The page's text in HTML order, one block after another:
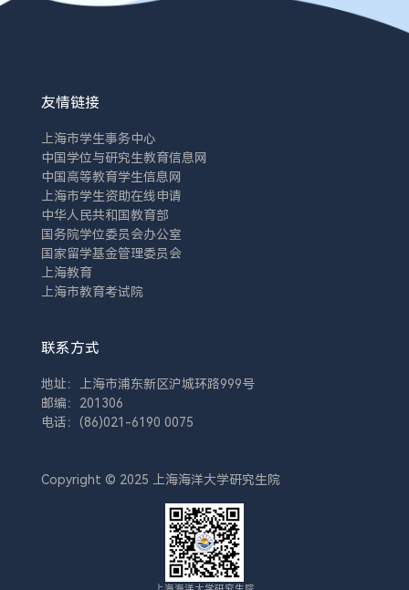
友情链接
上海市学生事务中心
中国学位与研究生教育信息网
中国高等教育学生信息网
上海市学生资助在线申请
中华人民共和国教育部
国务院学位委员会办公室
国家留学基金管理委员会
上海教育
上海市教育考试院
联系方式
地址：上海市浦东新区沪城环路999号
邮编：201306
电话：(86)021-6190 0075
Copyright © 2025 上海海洋大学研究生院